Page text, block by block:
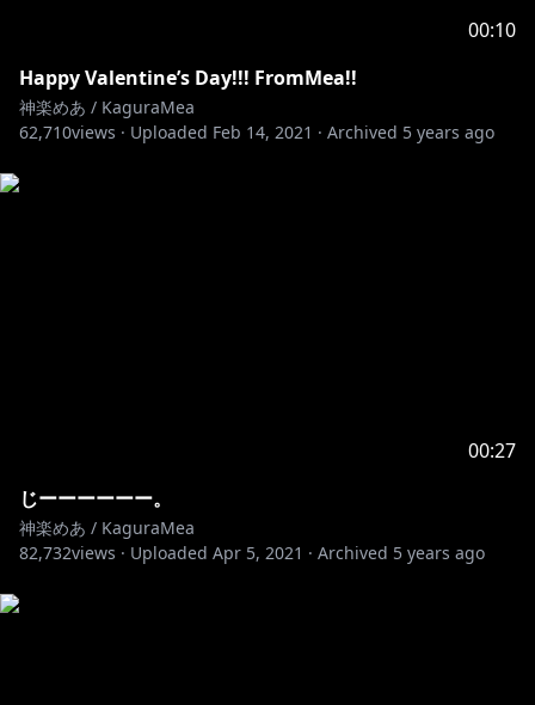
00:10
Happy Valentine’s Day!!! FromMea!!
神楽めあ / KaguraMea
62,710views · Uploaded Feb 14, 2021 · Archived 5 years ago
00:27
じーーーーーー。
神楽めあ / KaguraMea
82,732views · Uploaded Apr 5, 2021 · Archived 5 years ago